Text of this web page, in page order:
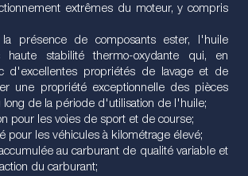
extrêmes du moteur, y compris
présence de composants ester, l'huile
stabilité thermo-oxydante qui, en
d'excellentes propriétés de lavage et de
une propriété exceptionnelle des pièces
long de la période d'utilisation de l'huile;
pour les voies de sport et de course;
pour les véhicules à kilométrage élevé;
au carburant de qualité variable et
du carburant;